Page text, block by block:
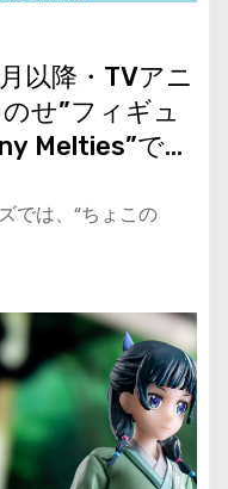
以降・TVアニ
せ”フィギュ
Melties”で
が登場
では、“ちょこの